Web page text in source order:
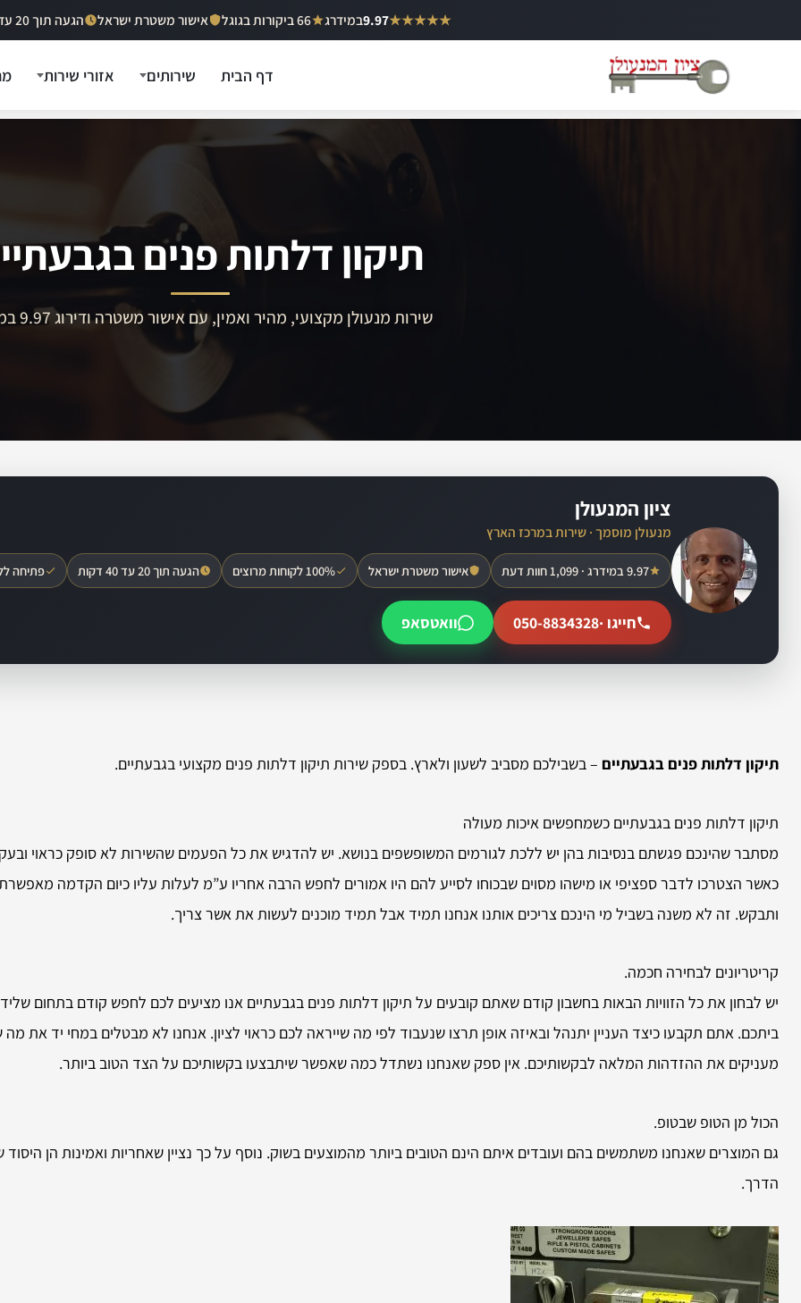
לתוכן
★★★★★
9.97במידרג 66 ביקורות בגוגל אישור משטרת ישראל הגעה תוך 20 עד 40 דקות
דף הבית שירותים אזורי שירות
תיקון דלתות פנים
שירות מנעולן מקצועי, מהיר ואמין, עם אישור משטרה ודירוג 9.97 במידרג
ציון המנעולן
מנעולן מוסמך · שירות במרכז הארץ
9.97 במידרג · 1,099 חוות דעת אישור משטרת ישראל 100% לקוחות מרוצים הגעה תוך 20 עד 40 דקות פתיחה
חייגו ·050-8834328 וואטסאפ
תיקון דלתות פנים בגבעתיים – בשבילכם מסביב לשעון ולארץ. בספק שירות תיקון דלתות פנים מקצועי בגבעתיים.
תיקון דלתות פנים בגבעתיים כשמחפשים איכות מעולה
מסתבר שהינכם פגשתם בנסיבות בהן יש ללכת לגורמים המשופשפים בנושא. יש להדגיש את כל הפעמים שהשירות לא סופק כראוי
כאשר הצטרכו לדבר ספציפי או מישהו מסוים שבכוחו לסייע להם היו אמורים לחפש הרבה אחריו ע”מ לעלות עליו כיום הקדמה
ותבקש. זה לא משנה בשביל מי הינכם צריכים אותנו אנחנו תמיד אבל תמיד מוכנים לעשות את אשר צריך.
קריטריונים לבחירה חכמה.
יש לבחון את כל הזוויות הבאות בחשבון קודם שאתם קובעים על תיקון דלתות פנים בגבעתיים אנו מציעים לכם לחפש קודם בתחום
ביתכם. אתם תקבעו כיצד העניין יתנהל ובאיזה אופן תרצו שנעבוד לפי מה שייראה לכם כראוי לציון. אנחנו לא מבטלים במחי יד את מה
מעניקים את ההזדהות המלאה לבקשותיכם. אין ספק שאנחנו נשתדל כמה שאפשר שיתבצעו בקשותיכם על הצד הטוב ביותר.
הכול מן הטופ שבטופ.
גם המוצרים שאנחנו משתמשים בהם ועובדים איתם הינם הטובים ביותר מהמוצעים בשוק. נוסף על כך נציין שאחריות ואמינות הן היסוד
הדרך.